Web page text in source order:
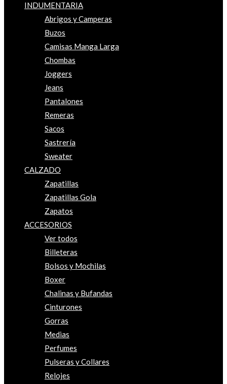
INDUMENTARIA
Abrigos y Camperas
Buzos
Camisas Manga Larga
Chombas
Joggers
Jeans
Pantalones
Remeras
Sacos
Sastrería
Sweater
CALZADO
Zapatillas
Zapatillas Gola
Zapatos
ACCESORIOS
Ver todos
Billeteras
Bolsos y Mochilas
Boxer
Chalinas y Bufandas
Cinturones
Gorras
Medias
Perfumes
Pulseras y Collares
Relojes